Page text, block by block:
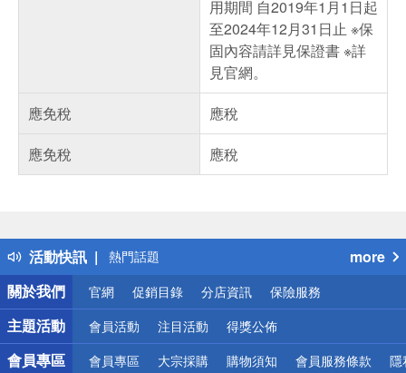
用期間 自2019年1月1日起
至2024年12月31日止 ※保
固內容請詳見保證書 ※詳
見官網。
應免稅
應稅
應免稅
應稅
活動快訊
得獎公告
熱門話題
銀行優惠
偏遠地區配送
詐騙網頁！請小心！
more
關於我們
官網 促銷目錄 分店資訊 保險服務
主題活動 會員活動 注目活動 得獎公佈
會員專區 會員專區 大宗採購 購物須知 會員服務條款 隱